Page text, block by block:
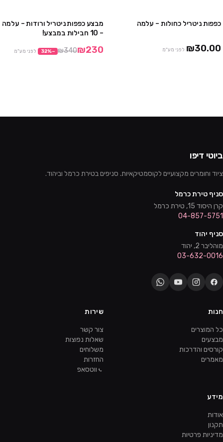
כפפות ניטריל כחולות – עלמה
₪30.00 לפני מע"מ
מבצע כפפות ניטריל ורודות – עלמה
– 10 חבילות במבצע!
₪230
₪340
−
32% לפני מע"מ
ביוטי דיפו
ציוד וחומרים מקצועיים לקוסמטיקאיות. סניפים בטירת כרמל וביהוד.
סניף טירת כרמל
קרן היסוד 15, טירת כרמל
04-857-5751
סניף יהוד
מוהליבר 2, יהוד
03-632-0016
חנות
כל המוצרים
מבצעים
קורסים והדרכות
מאמרים
שירות
צור קשר
שאלות נפוצות
משלוחים
החזרות
ווטסאפ
מידע
אודות
תקנון
מדיניות פרטיות